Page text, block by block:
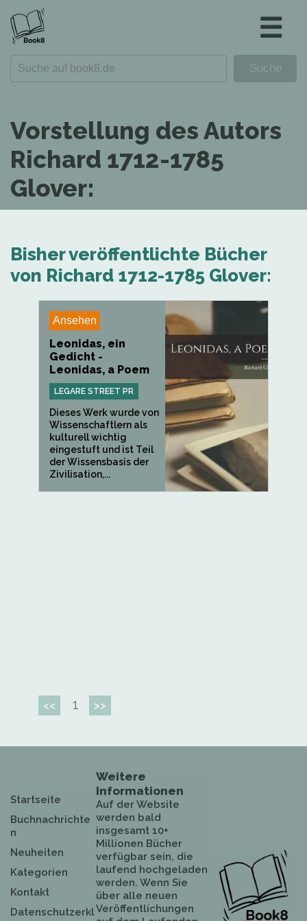
☰
Vorstellung des Autors
Richard 1712-1785
Glover:
Bisher veröffentlichte Bücher
von Richard 1712-1785 Glover:
Ansehen
Leonidas, ein
Gedicht -
Leonidas, a Poem
LEGARE STREET PR
Dieses Werk wurde von
Wissenschaftlern als
kulturell wichtig
eingestuft und ist Teil
der Wissensbasis der
Zivilisation,...
<< 1 >>
Startseite
Buchnachrichte
n
Neuheiten
Kategorien
Kontakt
Datenschutzerkl
Weitere
Informationen
Auf der Website
werden bald
insgesamt 10+
Millionen Bücher
verfügbar sein, die
laufend hochgeladen
werden. Wenn Sie
über alle neuen
Veröffentlichungen